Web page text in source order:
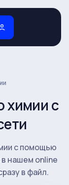
химии с
с помощью
в нашем online
в файл.